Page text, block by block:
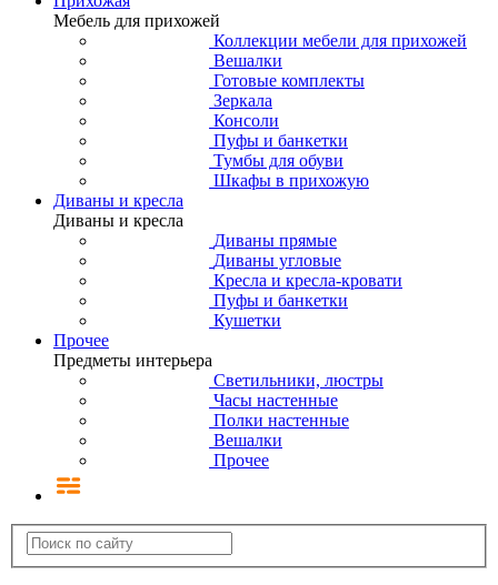
Мебель для прихожей
Коллекции мебели для прихожей
Вешалки
Готовые комплекты
Зеркала
Консоли
Пуфы и банкетки
Тумбы для обуви
Шкафы в прихожую
Диваны и кресла
Диваны и кресла
Диваны прямые
Диваны угловые
Кресла и кресла-кровати
Пуфы и банкетки
Кушетки
Прочее
Предметы интерьера
Светильники, люстры
Часы настенные
Полки настенные
Вешалки
Прочее